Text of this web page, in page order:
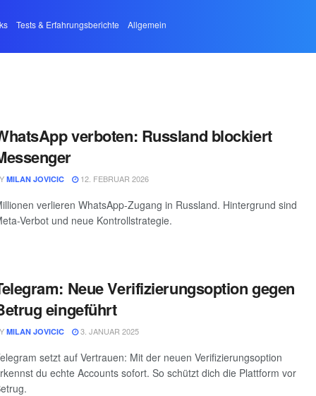
Tests & Erfahrungsberichte Allgemein
verboten: Russland blockiert
MILAN JOVICIC 12. FEBRUAR 2026
verlieren WhatsApp-Zugang in Russland. Hintergrund sind
Verbot und neue Kontrollstrategie.
Neue Verifizierungsoption gegen
eingeführt
MILAN JOVICIC 3. JANUAR 2025
setzt auf Vertrauen: Mit der neuen Verifizierungsoption
du echte Accounts sofort. So schützt dich die Plattform vor